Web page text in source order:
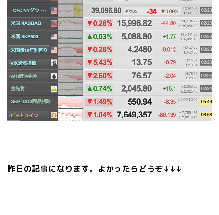
昨日の記事になります。よかったらどうぞ↓↓↓